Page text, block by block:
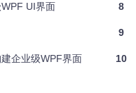
UI界面
企业级WPF界面
8
9
10